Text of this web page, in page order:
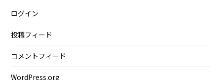
ログイン
投稿フィード
コメントフィード
WordPress.org